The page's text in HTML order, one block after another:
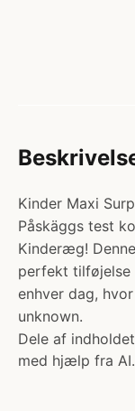
Kinder Maxi
Påskäggs test
Kinderæg!
perfekt tilføjelse
enhver dag,
unknown.
Dele af
med hjælp fra AI.